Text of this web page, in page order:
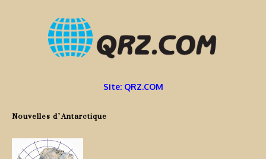
Site: QRZ.COM
Nouvelles d’Antarctique